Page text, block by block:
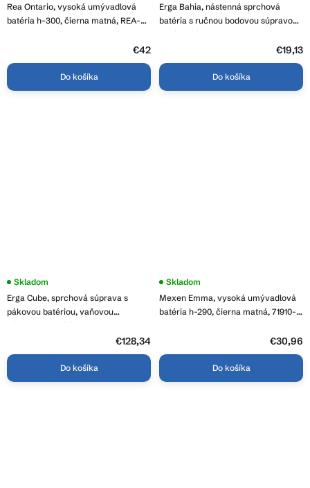
Rea Ontario, vysoká umývadlová
batéria h-300, čierna matná, REA-
€42
Do košíka
Erga Bahia, nástenná sprchová
batéria s ručnou bodovou súpravou,
chrómová, ERG-YKA-BW.BAHIA-
produktu
je
€19,13
Do košíka
Erga Cube, sprchová súprava s
pákovou batériou, vaňovou
výlevkou a dažďovou hlavicou
25x25cm, čierna matná, ERG-YKA-
BP.CUBE-25-BLK
Skladom
€128,34
Do košíka
Mexen Emma, vysoká umývadlová
batéria h-290, čierna matná, 71910-
Skladom
€30,96
Do košíka